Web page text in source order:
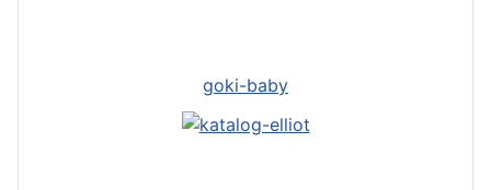
goki-baby